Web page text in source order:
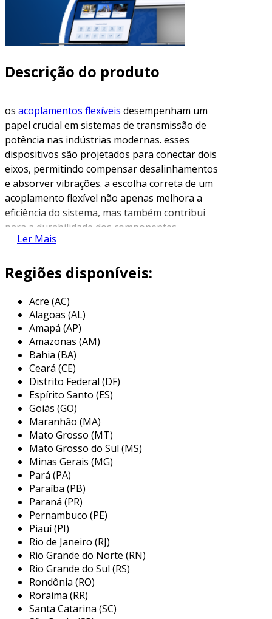
Descrição do produto
os acoplamentos flexíveis desempenham um
papel crucial em sistemas de transmissão de
potência nas indústrias modernas. esses
dispositivos são projetados para conectar dois
eixos, permitindo compensar desalinhamentos
e absorver vibrações. a escolha correta de um
acoplamento flexível não apenas melhora a
eficiência do sistema, mas também contribui
para a durabilidade dos componentes
envolvidos.
o que são acoplamentos flexíveis?
mecânicos que conectam dois eixos rotativos.
eles podem acomodar os desalinhamentos que
ocorrem devido a variações de temperatura,
montagem incorreta ou desgaste. sua
flexibilidade permite que as forças sejam
transmitidas de maneira eficaz, minimizando o
risco de falhas.
benefícios dos acoplamentos
flexíveis
entre os principais benefícios dos
acoplamentos flexíveis, destacam-se:
redução de vibrações
absorver vibrações durante o
funcionamento, reduzindo o impacto em
outras partes do sistema.
compensação de desalinhamentos
capazes de compensar pequenos
desalinhamentos, prolongam a vida útil
dos componentes.
Ler Mais
Regiões disponíveis:
Acre (AC)
Alagoas (AL)
Amapá (AP)
Amazonas (AM)
Bahia (BA)
Ceará (CE)
Distrito Federal (DF)
Espírito Santo (ES)
Goiás (GO)
Maranhão (MA)
Mato Grosso (MT)
Mato Grosso do Sul (MS)
Minas Gerais (MG)
Pará (PA)
Paraíba (PB)
Paraná (PR)
Pernambuco (PE)
Piauí (PI)
Rio de Janeiro (RJ)
Rio Grande do Norte (RN)
Rio Grande do Sul (RS)
Rondônia (RO)
Roraima (RR)
Santa Catarina (SC)